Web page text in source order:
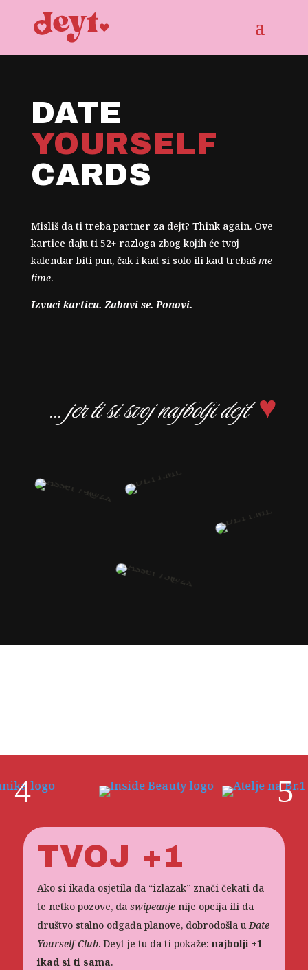
DATE
YOURSELF
CARDS
Misliš da ti treba partner za dejt? Think again. Ove
kartice daju ti 52+ razloga zbog kojih će tvoj
kalendar biti pun, čak i kad si solo ili kad trebaš me
time.
Izvuci karticu. Zabavi se. Ponovi.
... jer ti si svoj najbolji dejt♥
4 5
TVOJ +1
Ako si ikada osjetila da “izlazak” znači čekati da
te netko pozove, da swipeanjenije opcija ili da
društvo stalno odgađa planove, dobrodošla uDate
Yourself Club. Deyt je tu da ti pokaže: najbolji +1
ikad si ti sama.